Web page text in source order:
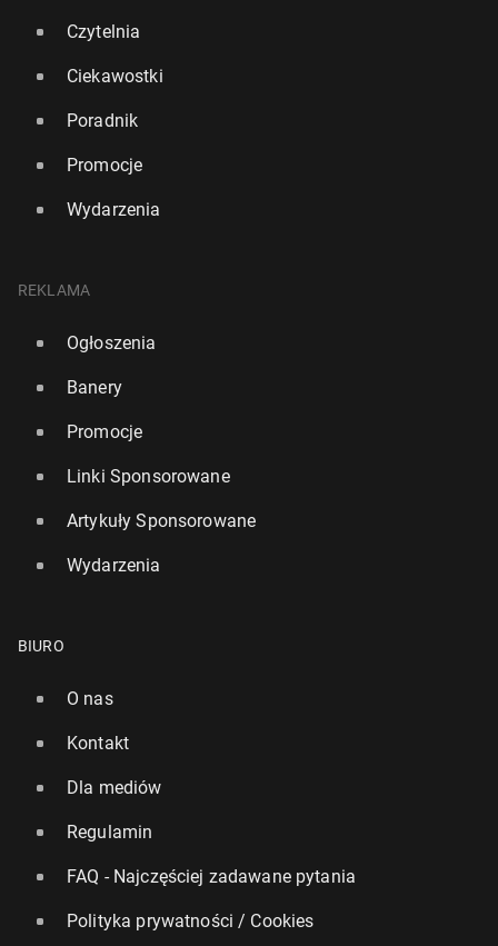
Czytelnia
Ciekawostki
Poradnik
Promocje
Wydarzenia
REKLAMA
Ogłoszenia
Banery
Promocje
Linki Sponsorowane
Artykuły Sponsorowane
Wydarzenia
BIURO
O nas
Kontakt
Dla mediów
Regulamin
FAQ - Najczęściej zadawane pytania
Polityka prywatności / Cookies